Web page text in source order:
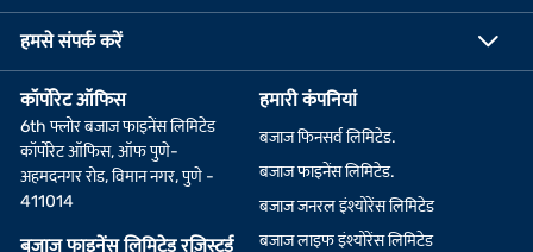
हमसे संपर्क करें
कॉर्पोरेट ऑफिस
6th फ्लोर बजाज फाइनेंस लिमिटेड
कॉर्पोरेट ऑफिस, ऑफ पुणे-
अहमदनगर रोड, विमान नगर, पुणे -
411014
बजाज फाइनेंस लिमिटेड रज़िस्टर्ड
हमारी कंपनियां
बजाज फिनसर्व लिमिटेड.
बजाज फाइनेंस लिमिटेड.
बजाज जनरल इंश्योरेंस लिमिटेड
बजाज लाइफ इंश्योरेंस लिमिटेड